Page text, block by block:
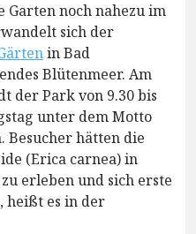
Garten noch nahezu im
sich der
in Bad
Blütenmeer. Am
der Park von 9.30 bis
unter dem Motto
Besucher hätten die
(Erica carnea) in
erleben und sich erste
heißt es in der